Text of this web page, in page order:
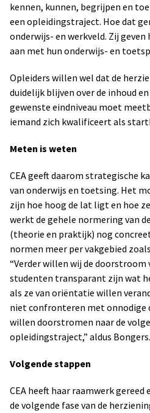
kennen, kunnen, begrijpen en
een opleidingstraject. Hoe dat
onderwijs- en werkveld. Zij
aan met hun onderwijs- en
Opleiders willen wel dat de
duidelijk blijven over de inhoud
gewenste eindniveau moet
iemand zich kwalificeert als
Meten is weten
CEA geeft daarom strategische
van onderwijs en toetsing. Het
zijn hoe hoog de lat ligt en hoe
werkt de gehele normering van
(theorie en praktijk) nog
normen meer per vakgebied
“Verder willen wij de
studenten transparant zijn wat
als ze van oriëntatie willen
niet confronteren met onnodige
willen doorstromen naar de
opleidingstraject,” aldus Bongers.
Volgende stappen
CEA heeft haar raamwerk
de volgende fase van de